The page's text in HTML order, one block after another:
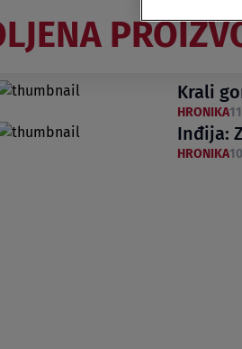
Krali
HRONIKA
Inđija:
HRONIKA